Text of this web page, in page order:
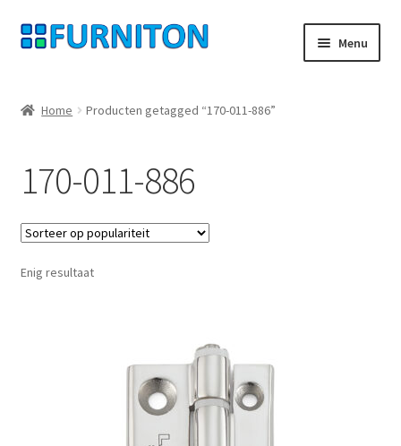
Ga
door
navigatie
Ga
naar
inhoud
Menu
Gegevensbescherming
Herroepingsrecht
Neem contact op met
Home Producten getagged “170-011-886”
170-011-886
Enig resultaat